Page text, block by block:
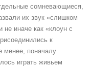
сомневающиеся,
их звук «слишком
не иначе как «клоун с
к
менее, поначалу
играть живьем